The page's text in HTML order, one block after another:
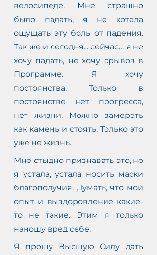
велосипеде. Мне страшно
было падать, я не хотела
ощущать эту боль от падения.
Так же и сегодня... сейчас… я не
хочу падать, не хочу срывов в
Программе. Я хочу
постоянства. Только в
постоянстве нет прогресса,
нет жизни. Можно замереть
как камень и стоять. Только это
уже не жизнь.
Мне стыдно признавать это, но
я устала, устала носить маски
благополучия. Думать, что мой
опыт и выздоровление какие-
то не такие. Этим я только
наношу вред себе.
Я прошу Высшую Силу дать